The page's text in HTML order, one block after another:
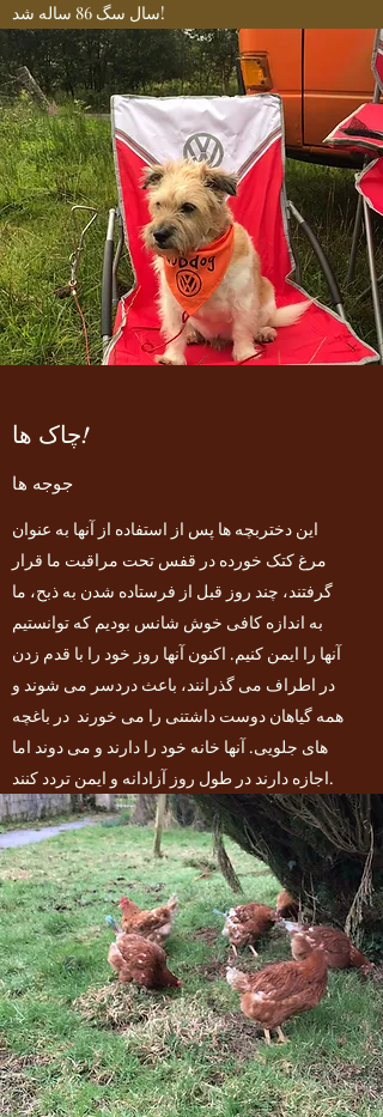
سال سگ 86 ساله شد!
چاک ها!
جوجه ها
این دختربچه ها پس از استفاده از آنها به عنوان
مرغ کتک خورده در قفس تحت مراقبت ما قرار
گرفتند، چند روز قبل از فرستاده شدن به ذبح، ما
به اندازه کافی خوش شانس بودیم که توانستیم
آنها را ایمن کنیم. اکنون آنها روز خود را با قدم زدن
در اطراف می گذرانند، باعث دردسر می شوند و
همه گیاهان دوست داشتنی را می خورند در باغچه
های جلویی. آنها خانه خود را دارند و می دوند اما
اجازه دارند در طول روز آزادانه و ایمن تردد کنند.